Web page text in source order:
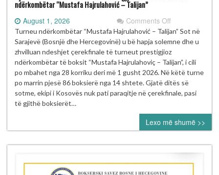
ndërkombëtar “Mustafa Hajrulahović – Talijan”
August 1, 2026 Comments Offon
Gjashtë
boksierë
të
Kosovës
nesër
në
gjysmëfinalet
turneut
ndërkombëtar
“Mustafa
Hajrulahović
Talijan”
Turneu ndërkombëtar “Mustafa Hajrulahović – Talijan” Sot në
Sarajevë (Bosnjë dhe Hercegovinë) u bë hapja solemne dhe u
zhvilluan ndeshjet çerekfinale të turneut prestigjioz
ndërkombëtar të boksit “Mustafa Hajrulahoviç – Talijan”, i cili
po mbahet nga 28 korriku deri më 1 gusht 2026. Në këtë turne
po marrin pjesë 86 boksierë nga 14 shtete. Gjatë ditës së
sotme, ekipi i Kosovës nuk pati paraqitje në çerekfinale, pasi
të gjithë boksierët…
Lexo më shumë >>